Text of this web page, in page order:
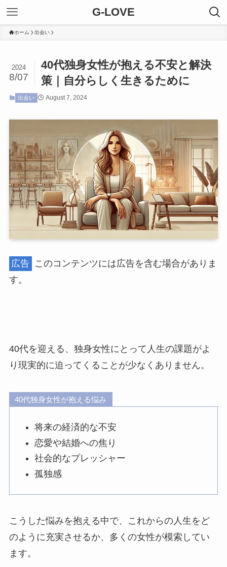
G-LOVE
ホーム 出会い
40代独身女性が抱える不安と解決
策｜自分らしく生きるために
2024
8/07
出会い August 7, 2024
広告 このコンテンツには広告を含む場合がありま
す。
40代を迎える、独身女性にとって人生の課題がよ
り現実的に迫ってくることが少なくありません。
40代独身女性が抱える悩み
将来の経済的な不安
恋愛や結婚への焦り
社会的なプレッシャー
孤独感
こうした悩みを抱える中で、これからの人生をど
のように充実させるか、多くの女性が模索してい
ます。